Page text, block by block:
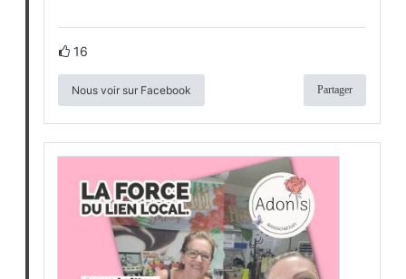
16
Nous voir sur Facebook Partager